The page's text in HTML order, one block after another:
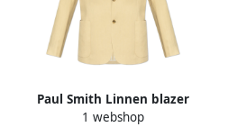
Paul Smith Linnen blazer
Beige Heren
1 webshop